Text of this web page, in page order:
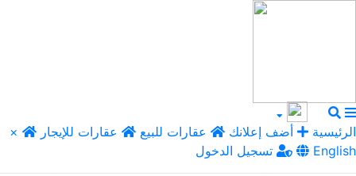
× الرئيسية أضف إعلانك عقارات للبيع
عقارات للإيجار
تسجيل الدخول
English